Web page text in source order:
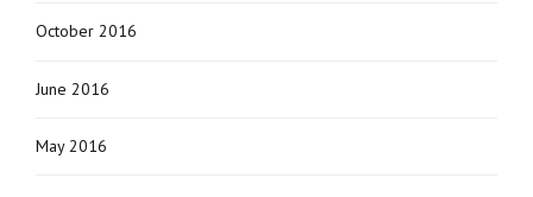
October 2016
June 2016
May 2016